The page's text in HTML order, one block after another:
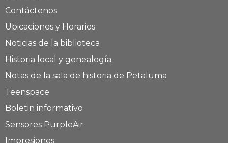
Contáctenos
Ubicaciones y Horarios
Noticias de la biblioteca
Historia local y genealogía
Notas de la sala de historia de Petaluma
Teenspace
Boletin informativo
Sensores PurpleAir
Impresiones